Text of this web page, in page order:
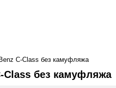
C-Class без камуфляжа
Class без камуфляжа